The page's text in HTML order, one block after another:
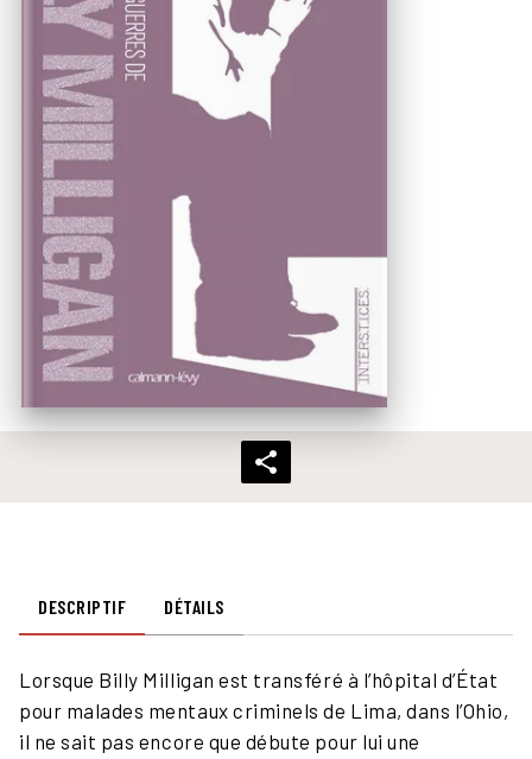
DESCRIPTIF DÉTAILS
Lorsque Billy Milligan est transféré à l’hôpital d’État
pour malades mentaux criminels de Lima, dans l’Ohio,
il ne sait pas encore que débute pour lui une